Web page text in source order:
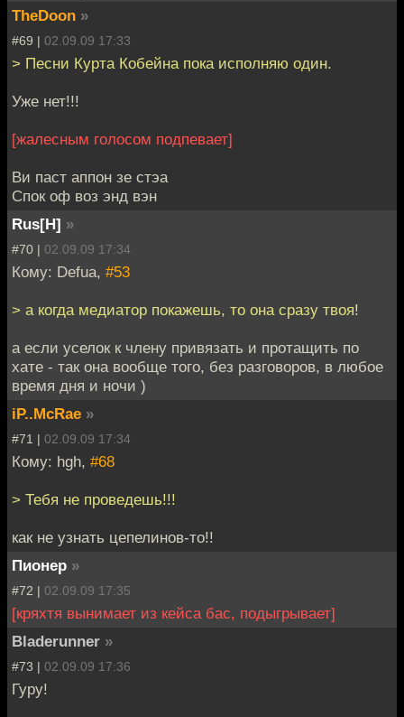
TheDoon »
#69 | 02.09.09 17:33
> Песни Курта Кобейна пока исполняю один.
Уже нет!!!
[жалесным голосом подпевает]
Ви паст аппон зе стэа
Спок оф воз энд вэн
Rus[H] »
#70 | 02.09.09 17:34
Кому: Defua, #53
> а когда медиатор покажешь, то она сразу твоя!
а если уселок к члену привязать и протащить по
хате - так она вообще того, без разговоров, в любое
время дня и ночи )
iP..McRae »
#71 | 02.09.09 17:34
Кому: hgh, #68
> Тебя не проведешь!!!
как не узнать цепелинов-то!!
Пионер »
#72 | 02.09.09 17:35
[кряхтя вынимает из кейса бас, подыгрывает]
Bladerunner »
#73 | 02.09.09 17:36
Гуру!